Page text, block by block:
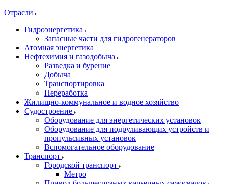
Отрасли
Гидроэнергетика
Запасные части для гидрогенераторов
Атомная энергетика
Нефтехимия и газодобыча
Разведка и бурение
Добыча
Транспортировка
Переработка
Жилищно-коммунальное и водное хозяйство
Судостроение
Оборудование для энергетических установок
Оборудование для подруливающих устройств и
пропульсивных установок
Вспомогательное оборудование
Транспорт
Городской транспорт
Метро